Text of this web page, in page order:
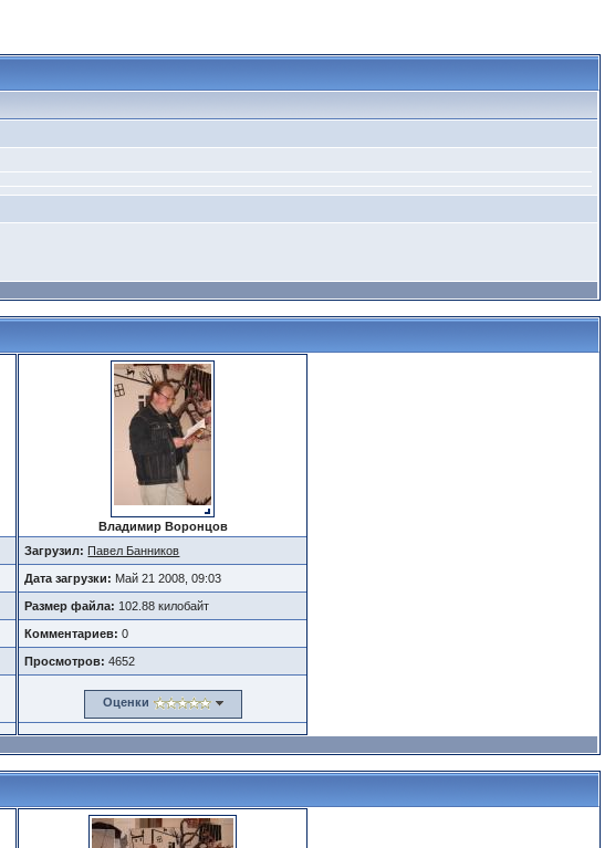
Владимир Воронцов
Загрузил: Павел Банников
Дата загрузки: Май 21 2008, 09:03
Размер файла: 102.88 килобайт
Комментариев: 0
Просмотров:4652
Оценки